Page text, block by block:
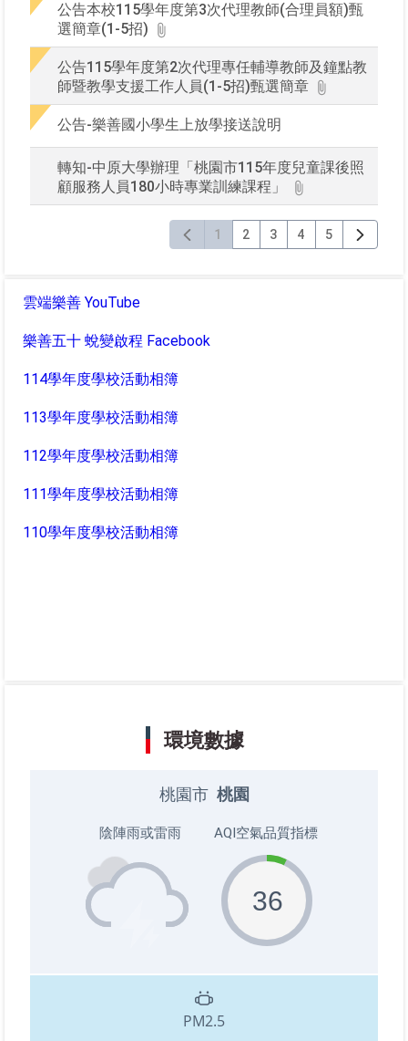
公告本校115學年度第3次代理教師(合理員額)甄
選簡章(1-5招)
公告115學年度第2次代理專任輔導教師及鐘點教
師暨教學支援工作人員(1-5招)甄選簡章
公告-樂善國小學生上放學接送說明
轉知-中原大學辦理「桃園市115年度兒童課後照
顧服務人員180小時專業訓練課程」
1 2 3 4 5
雲端樂善 YouTube
樂善五十 蛻變啟程 Facebook
114學年度學校活動相簿
113學年度學校活動相簿
112學年度學校活動相簿
111學年度學校活動相簿
110學年度學校活動相簿
環境數據
桃園市 桃園
陰陣雨或雷雨 AQI空氣品質指標
36
PM2.5